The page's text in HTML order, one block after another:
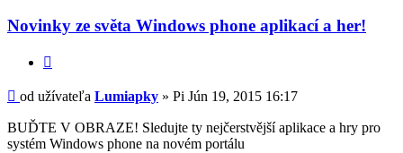
Novinky ze světa Windows phone aplikací a her!
Príspevok
od užívateľa Lumiapky » Pi Jún 19, 2015 16:17
BUĎTE V OBRAZE! Sledujte ty nejčerstvější aplikace a hry pro
systém Windows phone na novém portálu